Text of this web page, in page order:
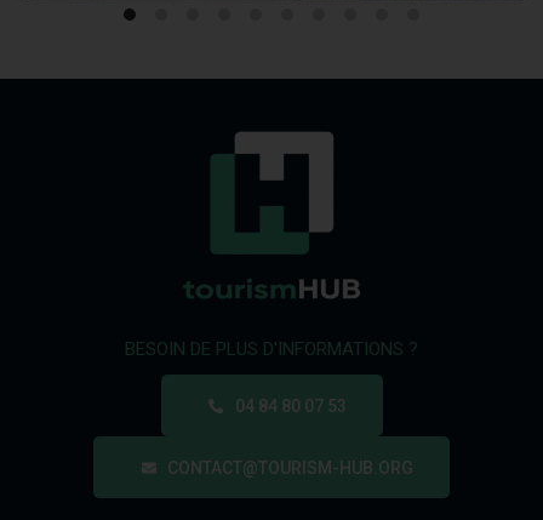
BESOIN DE PLUS D'INFORMATIONS ?
04 84 80 07 53
CONTACT@TOURISM-HUB.ORG